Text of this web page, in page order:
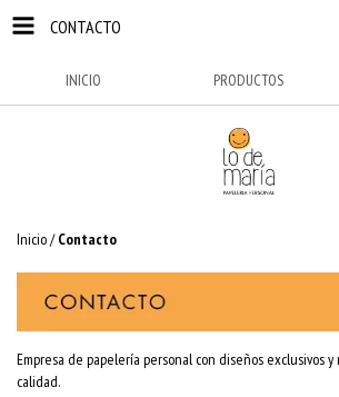
CONTACTO
INICIO PRODUCTOS
Inicio/ Contacto
Empresa de papelería personal con diseños exclusivos
calidad.